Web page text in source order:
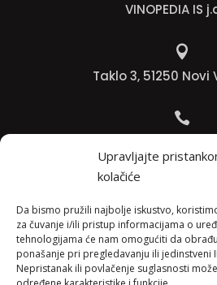
Upravljajte
kolačiće
Da bismo pružili najbolje iskustvo,
za čuvanje i/ili pristup informacijama o
tehnologijama će nam omogućiti da
ponašanje pri pregledavanju ili jedinstveni
Nepristanak ili povlačenje suglasnosti
VINOPEDIA IS

Taklo 3, 51250 Novi

Jadranko +385 91
